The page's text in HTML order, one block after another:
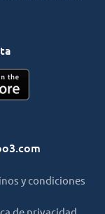
y condiciones